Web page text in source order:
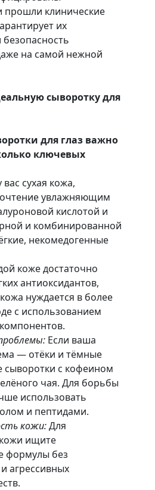
прошли клинические
их
на самой нежной
сыворотку для
для глаз важно
ключевых
сухая кожа,
увлажняющим
кислотой и
и комбинированной
некомедогенные
коже достаточно
антиоксидантов,
нуждается в более
с использованием
Если ваша
— отёки и тёмные
сыворотки с кофеином
чая. Для борьбы
использовать
и пептидами.
кожи:Для
ищите
формулы без
агрессивных